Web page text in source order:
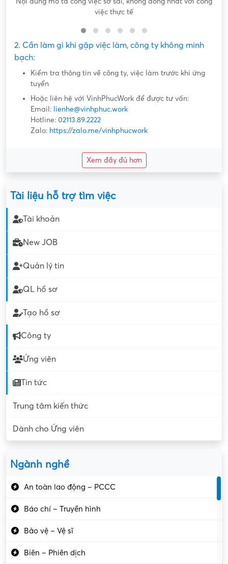
việc thực tế
2. Cần làm gì khi gặp việc làm, công ty không minh
bạch:
Kiểm tra thông tin về công ty, việc làm trước khi ứng
tuyển
Hoặc liên hệ với VinhPhucWork để được tư vấn:
Email: lienhe@vinhphuc.work
Hotline: 02113.89.2222
Zalo: https://zalo.me/vinhphucwork
Xem đầy đủ hơn
Tài liệu hỗ trợ tìm việc
Tài khoản
New JOB
Quản lý tin
QL hồ sơ
Tạo hồ sơ
Công ty
Ứng viên
Tin tức
Trung tâm kiến thức
Dành cho Ứng viên
Ngành nghề
An toàn lao động – PCCC
Báo chí – Truyền hình
Bảo vệ – Vệ sĩ
Biên – Phiên dịch